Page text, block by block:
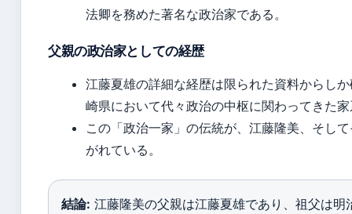
法卿を務めた著名な政治家である。
父親の政治家としての経歴
江藤夏雄の詳細な経歴は限られた資料からし
崎県において代々政治の中枢に関わってきた
この「政治一家」の伝統が、江藤隆美、そし
がれている。
結論: 江藤隆美の父親は江藤夏雄であり、祖父は明